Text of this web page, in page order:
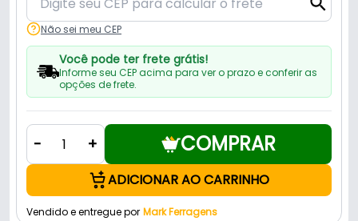
Não sei meu CEP
Você pode ter frete grátis!
Informe seu CEP acima para ver o prazo e conferir as
opções de frete.
- + COMPRAR
ADICIONAR AO CARRINHO
Vendido e entregue por Mark Ferragens